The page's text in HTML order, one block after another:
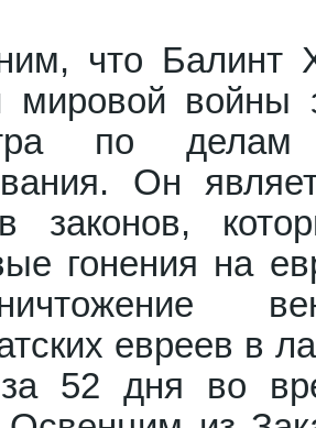
что Балинт
мировой войны
по
Он
законов,
гонения на
евреев в
за 52 дня во